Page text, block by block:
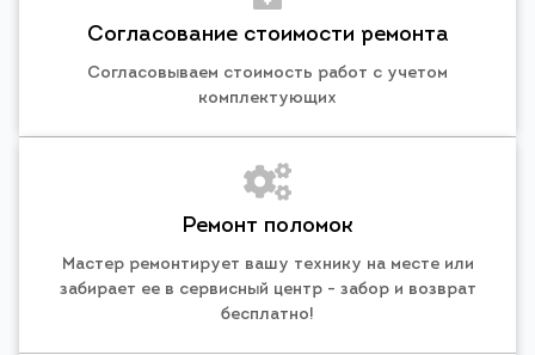
Согласование стоимости ремонта
Согласовываем стоимость работ с учетом
комплектующих
Ремонт поломок
Мастер ремонтирует вашу технику на месте или
забирает ее в сервисный центр - забор и возврат
бесплатно!